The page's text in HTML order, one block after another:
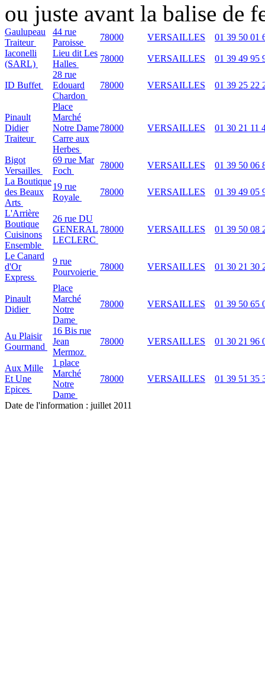
ou juste avant la balise de
Gaulupeau
Traiteur
44 rue
Paroisse
78000 VERSAILLES
01 39 50 01
Iaconelli
(SARL)
Lieu dit Les
Halles
78000 VERSAILLES 01 39 49 95
ID Buffet
28 rue
Edouard
Chardon
78000 VERSAILLES 01 39 25 22
Pinault
Didier
Traiteur
Place
Marché
Notre Dame
Carre aux
Herbes
78000 VERSAILLES 01 30 21 11
Bigot
Versailles
69 rue Mar
Foch
78000 VERSAILLES
01 39 50 06
La Boutique
des Beaux
Arts
19 rue
Royale
78000 VERSAILLES 01 39 49 05
L'Arrière
Boutique
Cuisinons
Ensemble
26 rue DU
GENERAL
LECLERC
78000 VERSAILLES 01 39 50 08
Le Canard
d'Or
Express
9 rue
Pourvoierie
78000 VERSAILLES 01 30 21 30
Pinault
Didier
Place
Marché
Notre
Dame
78000 VERSAILLES 01 39 50 65
Au Plaisir
Gourmand
16 Bis rue
Jean
Mermoz
78000 VERSAILLES 01 30 21 96
Aux Mille
Et Une
Epices
1 place
Marché
Notre
Dame
78000 VERSAILLES 01 39 51 35
Date de l'information : juillet 2011